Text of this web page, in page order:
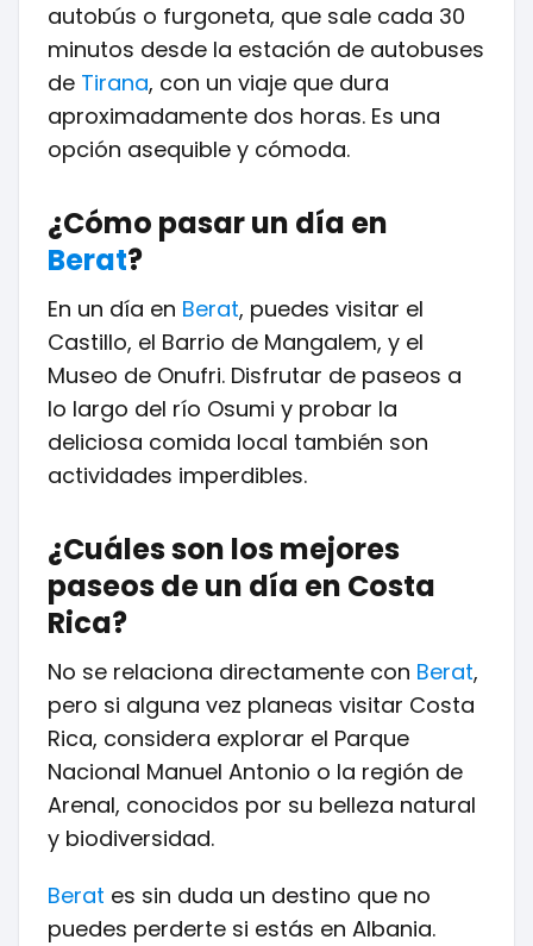
autobús o furgoneta, que sale cada 30
minutos desde la estación de autobuses
de Tirana, con un viaje que dura
aproximadamente dos horas. Es una
opción asequible y cómoda.
¿Cómo pasar un día en
Berat?
En un día en Berat, puedes visitar el
Castillo, el Barrio de Mangalem, y el
Museo de Onufri. Disfrutar de paseos a
lo largo del río Osumi y probar la
deliciosa comida local también son
actividades imperdibles.
¿Cuáles son los mejores
paseos de un día en Costa
Rica?
No se relaciona directamente con Berat,
pero si alguna vez planeas visitar Costa
Rica, considera explorar el Parque
Nacional Manuel Antonio o la región de
Arenal, conocidos por su belleza natural
y biodiversidad.
Berat es sin duda un destino que no
puedes perderte si estás en Albania.